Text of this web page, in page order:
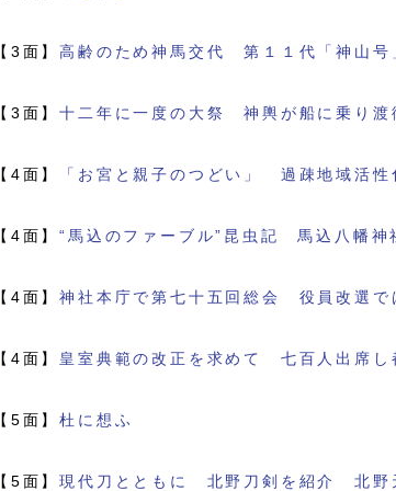
【3面】高齢のため神馬交代 第１１代「神山
【3面】十二年に一度の大祭 神輿が船に乗り
【4面】 「お宮と親子のつどい」 過疎地域活
【4面】“馬込のファーブル”昆虫記 馬込八幡
【4面】神社本庁で第七十五回総会 役員改選
【4面】 皇室典範の改正を求めて 七百人出席
【5面】杜に想ふ
【5面】現代刀とともに 北野刀剣を紹介 北野